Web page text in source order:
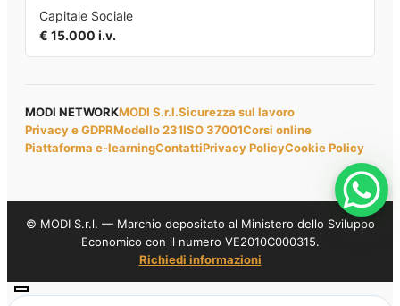
Capitale Sociale
€ 15.000 i.v.
MODI NETWORKMODI S.r.l.Sicurezza sul lavoro
Privacy e GDPRModello 231ISO 37001Corsi online
Piattaforma e-learningContattiPrivacy PolicyCookie Policy
© MODI S.r.l. — Marchio depositato al Ministero dello Sviluppo
Economico con il numero VE2010C000315.
Richiedi informazioni